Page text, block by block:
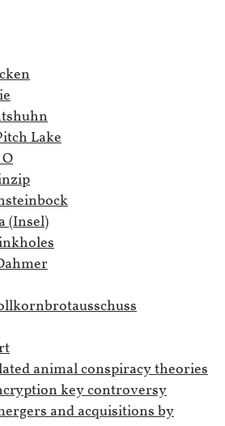
Lake
(Insel)
animal conspiracy theories
key controversy
and acquisitions by